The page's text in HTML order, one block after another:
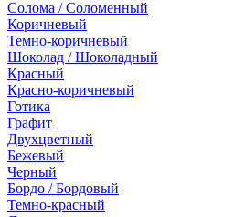
Солома / Соломенный
Коричневый
Темно-коричневый
Шоколад / Шоколадный
Красный
Красно-коричневый
Готика
Графит
Двухцветный
Бежевый
Черный
Бордо / Бордовый
Темно-красный